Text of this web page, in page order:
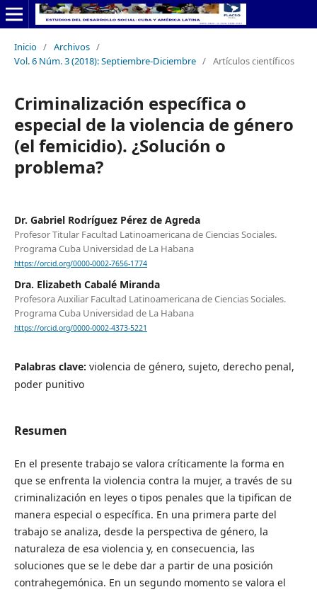
Inicio / Archivos /
Vol. 6 Núm. 3 (2018): Septiembre-Diciembre / Artículos científicos
Criminalización específica o
especial de la violencia de género
(el femicidio). ¿Solución o
problema?
Dr. Gabriel Rodríguez Pérez de Agreda
Profesor Titular Facultad Latinoamericana de Ciencias Sociales.
Programa Cuba Universidad de La Habana
https://orcid.org/0000-0002-7656-1774
Dra. Elizabeth Cabalé Miranda
Profesora Auxiliar Facultad Latinoamericana de Ciencias Sociales.
Programa Cuba Universidad de La Habana
https://orcid.org/0000-0002-4373-5221
Palabras clave: violencia de género, sujeto, derecho penal,
poder punitivo
Resumen
En el presente trabajo se valora críticamente la forma en
que se enfrenta la violencia contra la mujer, a través de su
criminalización en leyes o tipos penales que la tipifican de
manera especial o específica. En una primera parte del
trabajo se analiza, desde la perspectiva de género, la
naturaleza de esa violencia y, en consecuencia, las
soluciones que se le debe dar a partir de una posición
contrahegemónica. En un segundo momento se valora el